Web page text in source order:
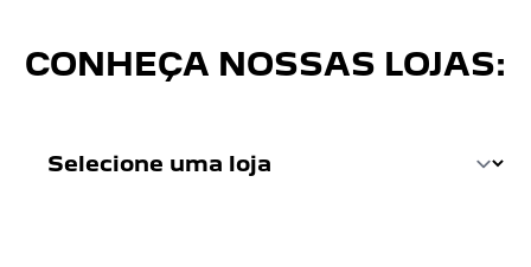
CONHEÇA NOSSAS LOJAS: